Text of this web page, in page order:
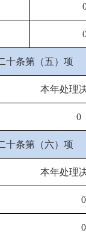
十条第（五）项
本年处理
0
十条第（六）项
本年处理
0
0